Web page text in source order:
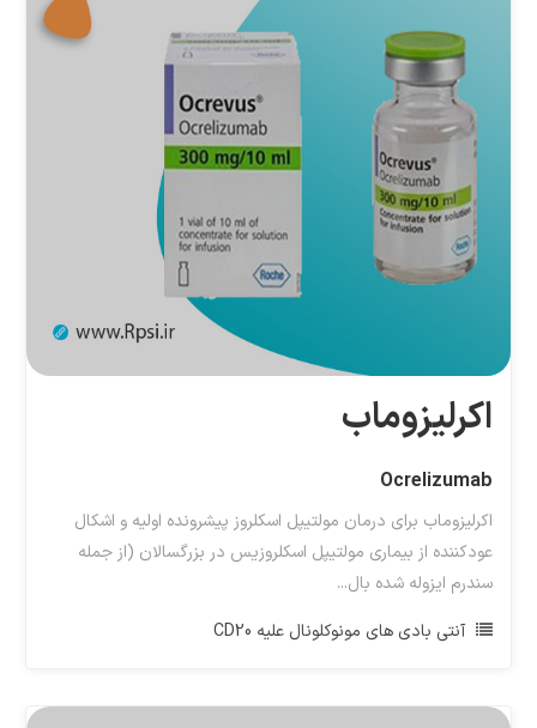
اکرلیزوماب
Ocrelizumab
اکرلیزوماب برای درمان مولتیپل اسکلروز پیشرونده اولیه و اشکال
عودکننده از بیماری مولتیپل اسکلروزیس در بزرگسالان (از جمله
سندرم ایزوله شده بال...
آنتی بادی های مونوکلونال علیه CD20